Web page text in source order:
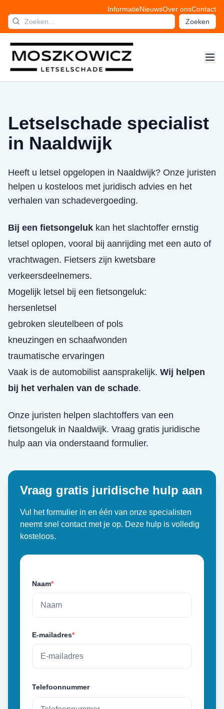
InformatieNieuwsOver onsContact
Zoeken
Letselschade specialist
in Naaldwijk
Heeft u letsel opgelopen in Naaldwijk? Onze juristen
helpen u kosteloos met juridisch advies en het
verhalen van schadevergoeding.
Bij een fietsongeluk kan het slachtoffer ernstig
letsel oplopen, vooral bij aanrijding met een auto of
vrachtwagen. Fietsers zijn kwetsbare
verkeersdeelnemers.
Mogelijk letsel bij een fietsongeluk:
hersenletsel
gebroken sleutelbeen of pols
kneuzingen en schaafwonden
traumatische ervaringen
Vaak is de automobilist aansprakelijk. Wij helpen
bij het verhalen van de schade.
Onze juristen helpen slachtoffers van een
fietsongeluk in Naaldwijk. Vraag gratis juridische
hulp aan via onderstaand formulier.
Vraag gratis juridische hulp aan
Vul het formulier in en één van onze specialisten
neemt snel contact met je op. Deze hulp is volledig
kosteloos.
Naam*
E-mailadres*
Telefoonnummer